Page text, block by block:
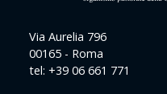
Via Aurelia 796
00165 - Roma
tel: +39 06 661 771